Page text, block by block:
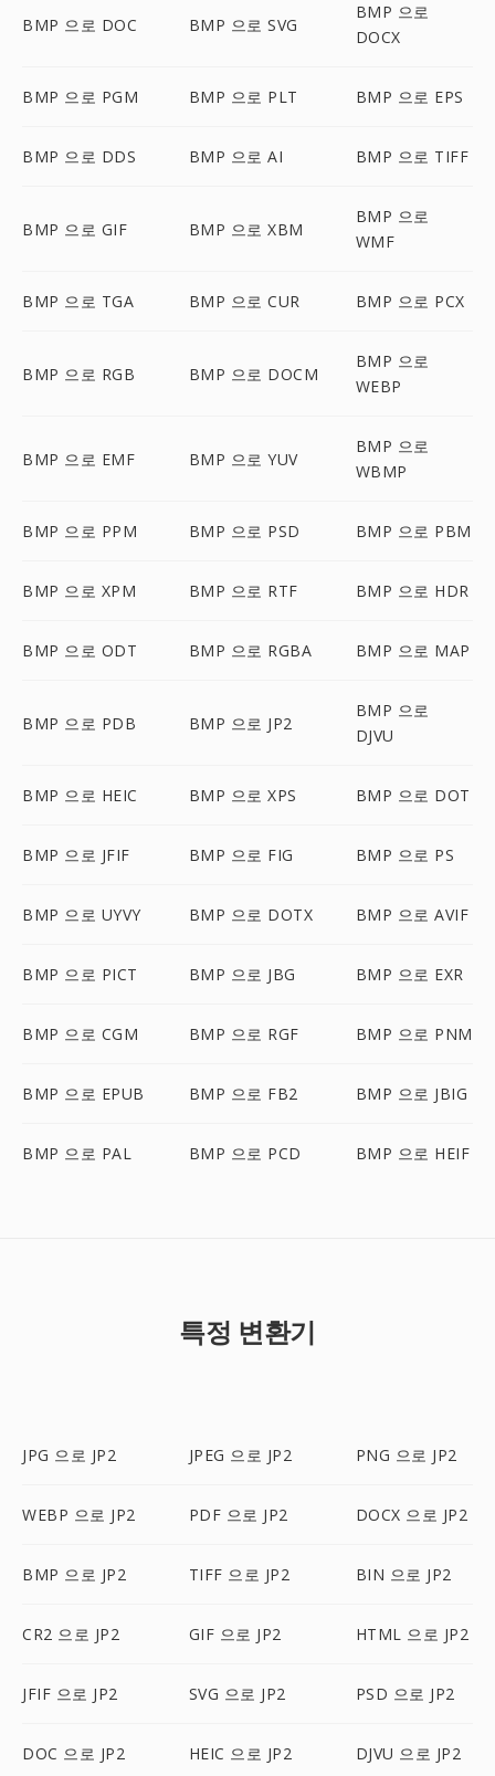
BMP 으로 DOC BMP 으로 SVG
BMP 으로
DOCX
BMP 으로 PGM BMP 으로 PLT BMP 으로 EPS
BMP 으로 DDS BMP 으로 AI BMP 으로 TIFF
BMP 으로 GIF BMP 으로 XBM
BMP 으로
WMF
BMP 으로 TGA BMP 으로 CUR BMP 으로 PCX
BMP 으로 RGB BMP 으로 DOCM
BMP 으로
WEBP
BMP 으로 EMF BMP 으로 YUV
BMP 으로
WBMP
BMP 으로 PPM BMP 으로 PSD BMP 으로 PBM
BMP 으로 XPM BMP 으로 RTF BMP 으로 HDR
BMP 으로 ODT BMP 으로 RGBA BMP 으로 MAP
BMP 으로 PDB BMP 으로 JP2
BMP 으로
DJVU
BMP 으로 HEIC BMP 으로 XPS BMP 으로 DOT
BMP 으로 JFIF BMP 으로 FIG BMP 으로 PS
BMP 으로 UYVY BMP 으로 DOTX BMP 으로 AVIF
BMP 으로 PICT BMP 으로 JBG BMP 으로 EXR
BMP 으로 CGM BMP 으로 RGF BMP 으로 PNM
BMP 으로 EPUB BMP 으로 FB2 BMP 으로 JBIG
BMP 으로 PAL BMP 으로 PCD BMP 으로 HEIF
특정 변환기
JPG 으로 JP2 JPEG 으로 JP2 PNG 으로 JP2
WEBP 으로 JP2 PDF 으로 JP2 DOCX 으로 JP2
BMP 으로 JP2 TIFF 으로 JP2 BIN 으로 JP2
CR2 으로 JP2 GIF 으로 JP2 HTML 으로 JP2
JFIF 으로 JP2 SVG 으로 JP2 PSD 으로 JP2
DOC 으로 JP2 HEIC 으로 JP2 DJVU 으로 JP2